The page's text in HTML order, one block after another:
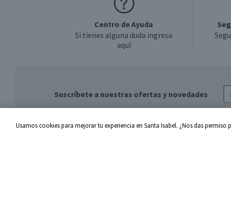
Centro de Ayuda
Si tienes alguna duda ingresa
aquí
Suscríbete a nuestras ofertas y novedades
Usamos cookies para mejorar tu experiencia en Santa Isabel. ¿Nos das permiso